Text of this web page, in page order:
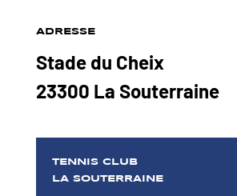
ADRESSE
Stade du Cheix
23300 La Souterraine
TENNIS CLUB
LA SOUTERRAINE